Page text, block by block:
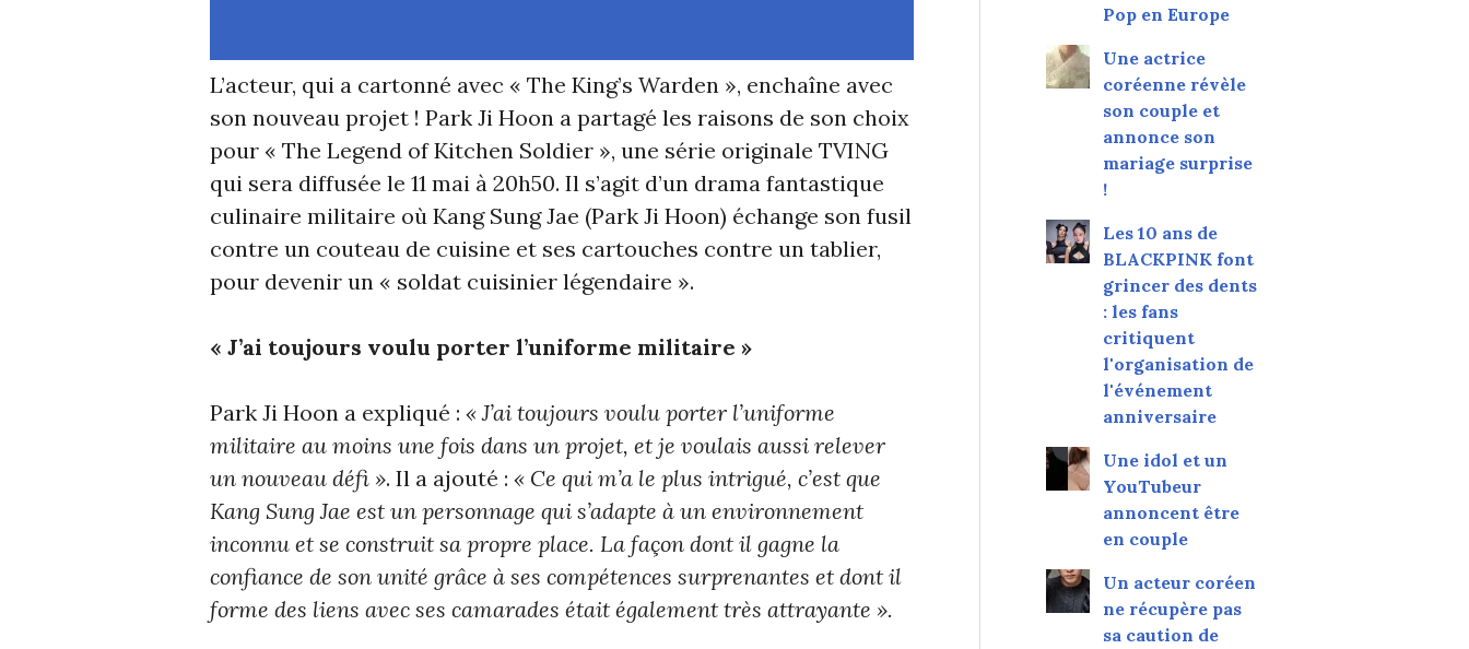
L’acteur, qui a cartonné avec « The King’s Warden », enchaîne avec
son nouveau projet ! Park Ji Hoon a partagé les raisons de son choix
pour « The Legend of Kitchen Soldier », une série originale TVING
qui sera diffusée le 11 mai à 20h50. Il s’agit d’un drama fantastique
culinaire militaire où Kang Sung Jae (Park Ji Hoon) échange son fusil
contre un couteau de cuisine et ses cartouches contre un tablier,
pour devenir un « soldat cuisinier légendaire ».
« J’ai toujours voulu porter l’uniforme militaire »
Park Ji Hoon a expliqué : « J’ai toujours voulu porter l’uniforme
militaire au moins une fois dans un projet, et je voulais aussi relever
un nouveau défi ». Il a ajouté : « Ce qui m’a le plus intrigué, c’est que
Kang Sung Jae est un personnage qui s’adapte à un environnement
inconnu et se construit sa propre place. La façon dont il gagne la
confiance de son unité grâce à ses compétences surprenantes et dont il
forme des liens avec ses camarades était également très attrayante ».
Pop en Europe
Une actrice
coréenne révèle
son couple et
annonce son
mariage surprise
!
Les 10 ans de
BLACKPINK font
grincer des dents
: les fans
critiquent
l'organisation de
l'événement
anniversaire
Une idol et un
YouTubeur
annoncent être
en couple
Un acteur coréen
ne récupère pas
sa caution de